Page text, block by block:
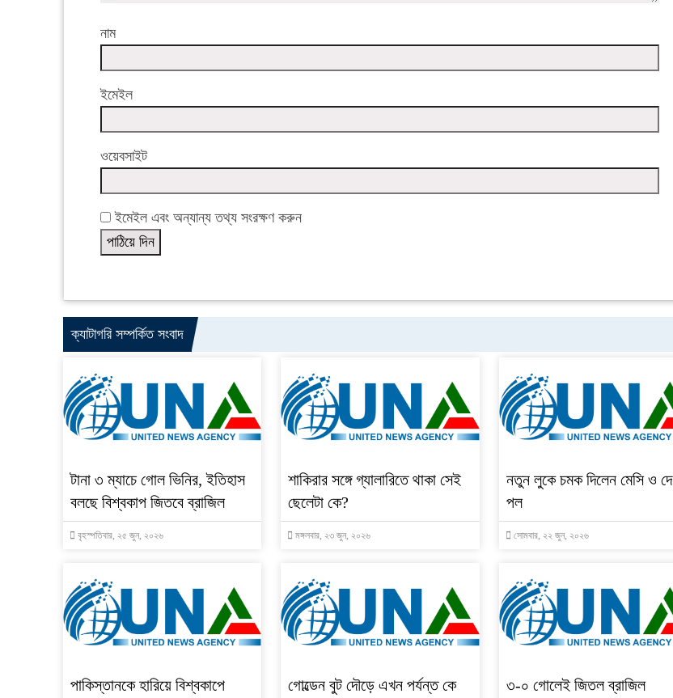
নাম
ইমেইল
ওয়েবসাইট
ইমেইল এবং অন্যান্য তথ্য সংরক্ষণ করুন
ক্যাটাগরি সম্পর্কিত সংবাদ
টানা ৩ ম্যাচে গোল ভিনির, ইতিহাস
বলছে বিশ্বকাপ জিতবে ব্রাজিল
বৃহস্পতিবার, ২৫ জুন, ২০২৬
শাকিরার সঙ্গে গ্যালারিতে থাকা সেই
ছেলেটা কে?
মঙ্গলবার, ২৩ জুন, ২০২৬
নতুন লুকে চমক দিলেন মেসি ও দে
পল
সোমবার, ২২ জুন, ২০২৬
পাকিস্তানকে হারিয়ে বিশ্বকাপে গোল্ডেন বুট দৌড়ে এখন পর্যন্ত কে ৩-০ গোলেই জিতল ব্রাজিল